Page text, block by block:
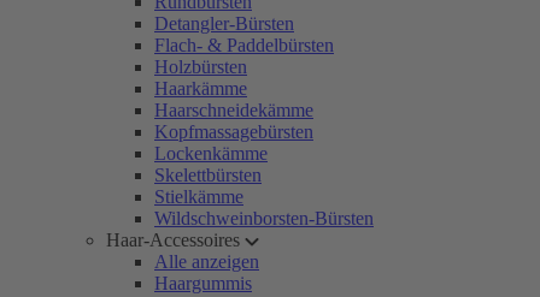
Detangler-Bürsten
Flach- & Paddelbürsten
Holzbürsten
Haarkämme
Haarschneidekämme
Kopfmassagebürsten
Lockenkämme
Skelettbürsten
Stielkämme
Wildschweinborsten-Bürsten
Haar-Accessoires
Alle anzeigen
Haargummis